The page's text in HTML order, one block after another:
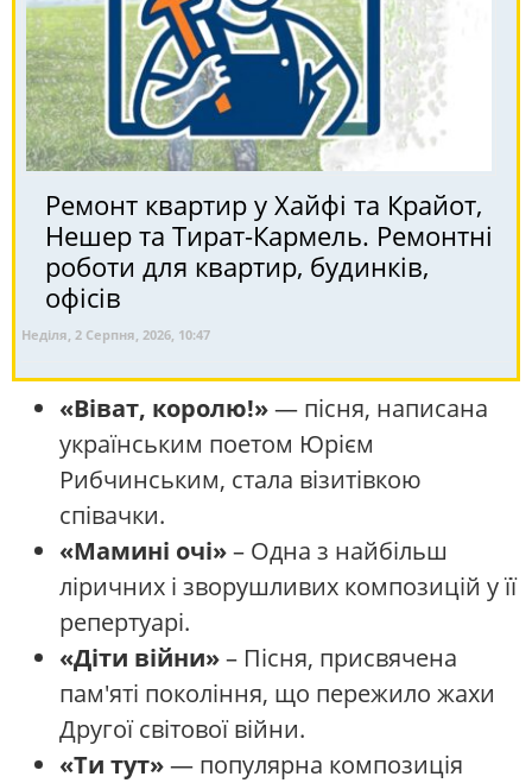
Ремонт квартир у Хайфі та Крайот,
Нешер та Тират-Кармель. Ремонтні
роботи для квартир, будинків,
офісів
Неділя, 2 Серпня, 2026, 10:47
«Віват, королю!»— пісня, написана
українським поетом Юрієм
Рибчинським, стала візитівкою
співачки.
«Мамині очі»– Одна з найбільш
ліричних і зворушливих композицій у її
репертуарі.
«Діти війни»– Пісня, присвячена
пам'яті покоління, що пережило жахи
Другої світової війни.
«Ти тут»— популярна композиція